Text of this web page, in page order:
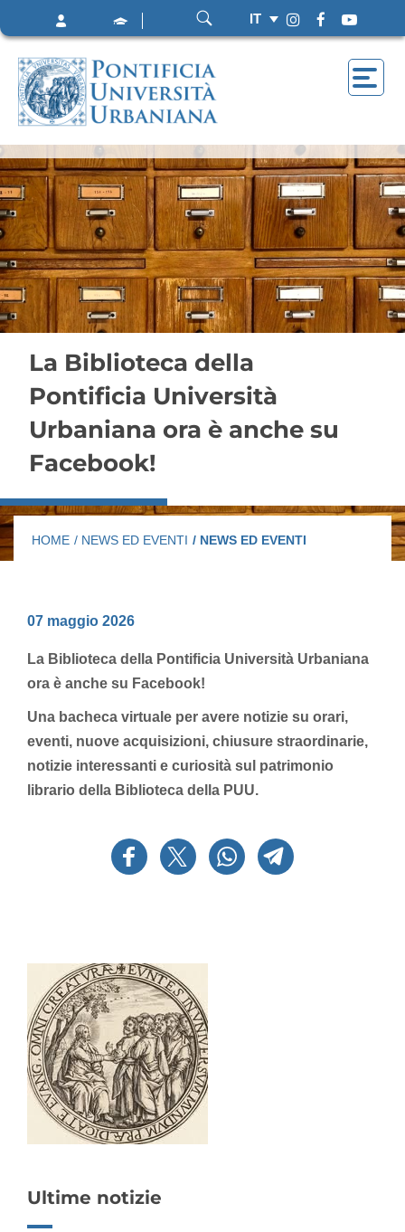
IT
La Biblioteca della
Pontificia Università
Urbaniana ora è anche su
Facebook!
HOME / NEWS ED EVENTI / NEWS ED EVENTI
07 maggio 2026
La Biblioteca della Pontificia Università Urbaniana
ora è anche su Facebook!
Una bacheca virtuale per avere notizie su orari,
eventi, nuove acquisizioni, chiusure straordinarie,
notizie interessanti e curiosità sul patrimonio
librario della Biblioteca della PUU.
Ultime notizie